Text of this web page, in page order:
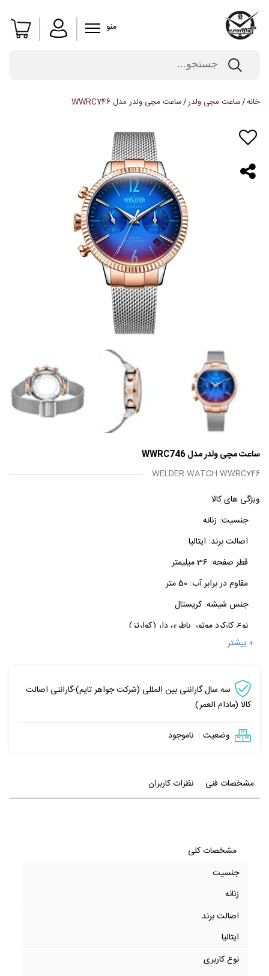
منو
خانه ساعت مچی ولدر ساعت مچی ولدر مدل WWRC746
ساعت مچی ولدر مدل WWRC746
WELDER WATCH WWRC746
ویژگی های کالا
جنسیت: زنانه
اصالت برند: ایتالیا
قطر صفحه: 36 میلیمتر
مقاوم در برابر آب: 50 متر
جنس شیشه: کریستال
نوع کارکرد موتور: باطری دار (کوارتز)
+ بیشتر
سه سال گارانتی بین المللی (شرکت جواهر تایم)-گارانتی اصالت
کالا (مادام العمر)
وضعیت : ناموجود
مشخصات فنی نظرات کاربران
مشخصات کلی
جنسیت
زنانه
اصالت برند
ایتالیا
نوع کاربری